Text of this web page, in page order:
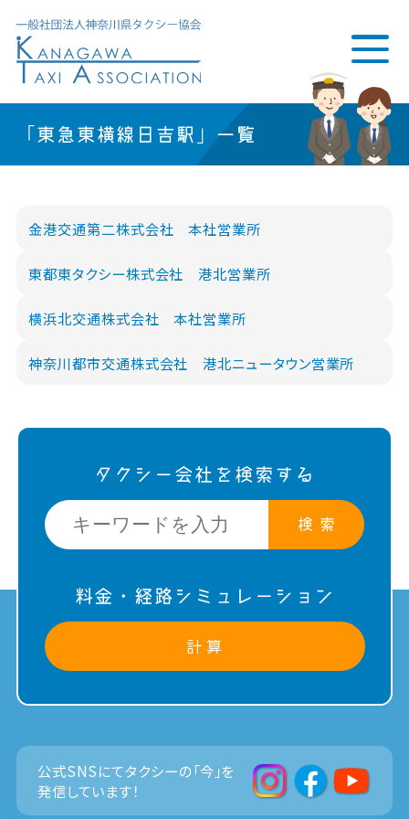
「東急東横線日吉駅」一覧
金港交通第二株式会社 本社営業所
東都東タクシー株式会社 港北営業所
横浜北交通株式会社 本社営業所
神奈川都市交通株式会社 港北ニュータウン営業所
タクシー会社を検索する
検 索
料金・経路シミュレーション
計 算
公式SNSにてタクシーの「今」を
発信しています！